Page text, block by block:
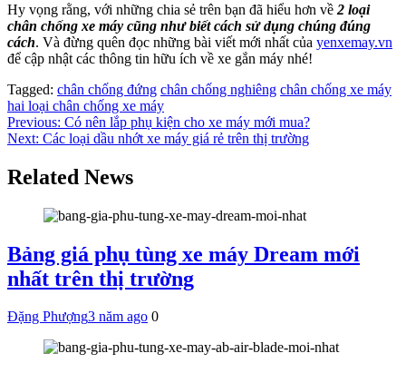
Hy vọng rằng, với những chia sẻ trên bạn đã hiểu hơn về 2 loại
chân chống xe máy cũng như biết cách sử dụng chúng đúng
cách. Và đừng quên đọc những bài viết mới nhất của yenxemay.vn
để cập nhật các thông tin hữu ích về xe gắn máy nhé!
Tagged: chân chống đứng chân chống nghiêng chân chống xe máy
hai loại chân chống xe máy
Điều
hướng
bài
Previous: Có nên lắp phụ kiện cho xe máy mới mua?
Next: Các loại dầu nhớt xe máy giá rẻ trên thị trường
Related News
Bảng giá phụ tùng xe máy Dream mới
nhất trên thị trường
Đặng Phượng3 năm ago 0